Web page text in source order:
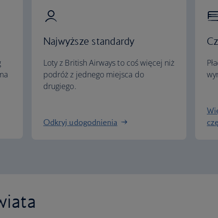
Najwyższe standardy
Loty z British Airways to coś więcej niż
podróż z jednego miejsca do
drugiego.
Odkryj udogodnienia